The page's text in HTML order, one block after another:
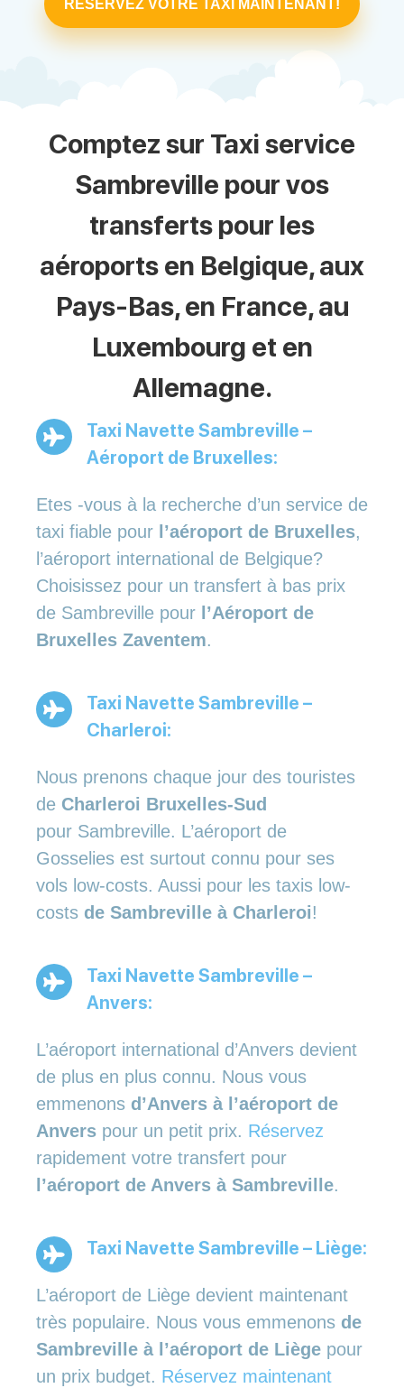
RÉSERVEZ VOTRE TAXI MAINTENANT!
Comptez sur Taxi service
Sambreville pour vos
transferts pour les
aéroports en Belgique, aux
Pays-Bas, en France, au
Luxembourg et en
Allemagne.
Taxi Navette Sambreville –
Aéroport de Bruxelles:
Etes -vous à la recherche d’un service de
taxi fiable pour l’aéroport de Bruxelles,
l’aéroport international de Belgique?
Choisissez pour un transfert à bas prix
de Sambreville pour l’Aéroport de
Bruxelles Zaventem.
Taxi Navette Sambreville –
Charleroi:
Nous prenons chaque jour des touristes
de Charleroi Bruxelles-Sud
pour Sambreville. L’aéroport de
Gosselies est surtout connu pour ses
vols low-costs. Aussi pour les taxis low-
costs de Sambreville à Charleroi!
Taxi Navette Sambreville –
Anvers:
L’aéroport international d’Anvers devient
de plus en plus connu. Nous vous
emmenons d’Anvers à l’aéroport de
Anvers pour un petit prix. Réservez
rapidement votre transfert pour
l’aéroport de Anvers à Sambreville.
Taxi Navette Sambreville – Liège:
L’aéroport de Liège devient maintenant
très populaire. Nous vous emmenons de
Sambreville à l’aéroport de Liège pour
un prix budget. Réservez maintenant